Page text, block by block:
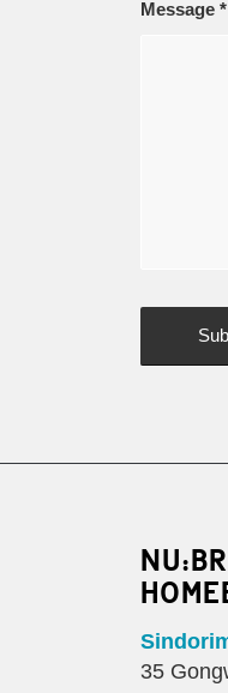
Message*
35